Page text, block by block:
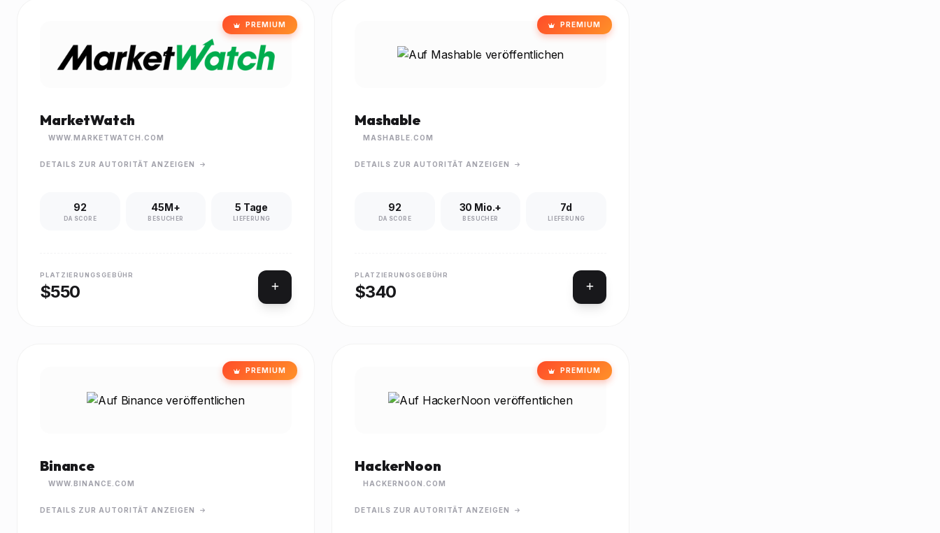
PREMIUM
MarketWatch
WWW.MARKETWATCH.COM
DETAILS ZUR AUTORITÄT ANZEIGEN
92
DA SCORE
45M+
BESUCHER
5 Tage
LIEFERUNG
PLATZIERUNGSGEBÜHR
$550
PREMIUM
Mashable
MASHABLE.COM
DETAILS ZUR AUTORITÄT ANZEIGEN
92
DA SCORE
30 Mio.+
BESUCHER
7d
LIEFERUNG
PLATZIERUNGSGEBÜHR
$340
PREMIUM
Binance
WWW.BINANCE.COM
DETAILS ZUR AUTORITÄT ANZEIGEN
PREMIUM
HackerNoon
HACKERNOON.COM
DETAILS ZUR AUTORITÄT ANZEIGEN